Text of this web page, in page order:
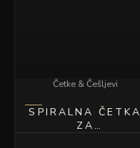
Četke & Češljevi
SPIRALNA ČETKA
ZA